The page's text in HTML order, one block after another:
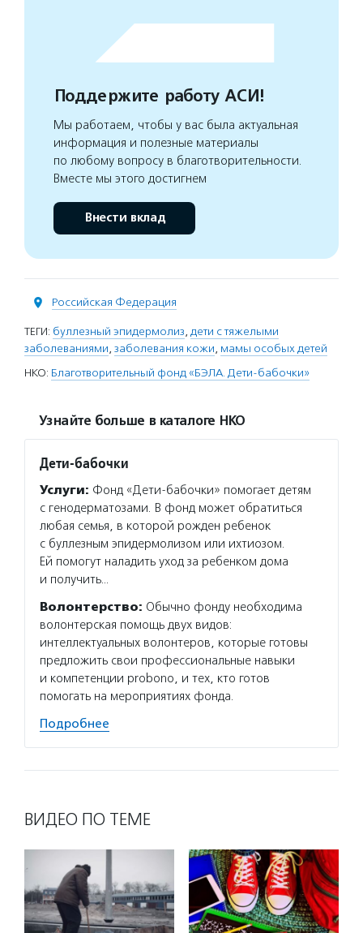
Поддержите работу АСИ!
Мы работаем, чтобы у вас была актуальная
информация и полезные материалы
по любому вопросу в благотворительности.
Вместе мы этого достигнем
Внести вклад
Российская Федерация
ТЕГИ: буллезный эпидермолиз, дети с тяжелыми
заболеваниями, заболевания кожи, мамы особых детей
НКО: Благотворительный фонд «БЭЛА. Дети-бабочки»
Узнайте больше в каталоге НКО
Дети-бабочки
Услуги: Фонд «Дети-бабочки» помогает детям
с генодерматозами. В фонд может обратиться
любая семья, в которой рожден ребенок
с буллезным эпидермолизом или ихтиозом.
Ей помогут наладить уход за ребенком дома
и получить…
Волонтерство: Обычно фонду необходима
волонтерская помощь двух видов:
интеллектуальных волонтеров, которые готовы
предложить свои профессиональные навыки
и компетенции probono, и тех, кто готов
помогать на мероприятиях фонда.
Подробнее
ВИДЕО ПО ТЕМЕ